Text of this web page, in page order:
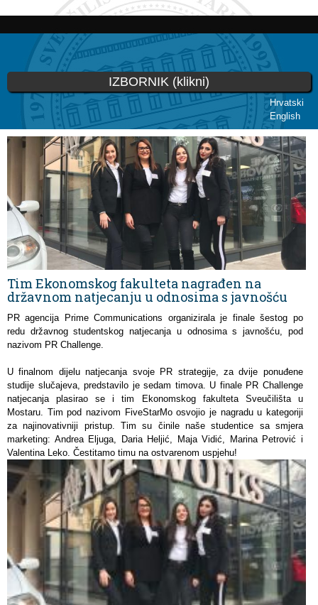
Skoči
glavni
sadržaj
Hrvatski
English
IZBORNIK (klikni)
Vi ste ovdje
Tim Ekonomskog fakulteta nagrađen na
državnom natjecanju u odnosima s javnošću
PR agencija Prime Communications organizirala je finale šestog po
redu državnog studentskog natjecanja u odnosima s javnošću, pod
nazivom PR Challenge.
U finalnom dijelu natjecanja svoje PR strategije, za dvije ponuđene
studije slučajeva, predstavilo je sedam timova. U finale PR Challenge
natjecanja plasirao se i tim Ekonomskog fakulteta Sveučilišta u
Mostaru. Tim pod nazivom FiveStarMo osvojio je nagradu u kategoriji
za najinovativniji pristup. Tim su činile naše studentice sa smjera
marketing: Andrea Eljuga, Daria Heljić, Maja Vidić, Marina Petrović i
Valentina Leko. Čestitamo timu na ostvarenom uspjehu!